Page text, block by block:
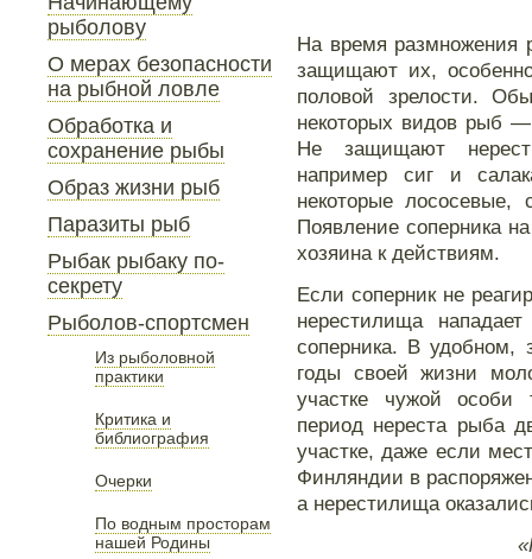
рыболову
О мерах безопасности
на рыбной ловле
Обработка и
сохранение рыбы
Образ жизни рыб
Паразиты рыб
Рыбак рыбаку по-
секрету
Рыболов-спортсмен
Из рыболовной
практики
Критика и
библиография
Очерки
По водным просторам
нашей Родины
На время размножения
защищают их,
половой зрелости.
некоторых видов рыб
Не защищают
например сиг и
некоторые лососевые,
Появление соперника
хозяина к действиям.
Если соперник не
нерестилища
соперника. В удобном,
годы своей жизни
участке чужой особи
период нереста рыба
участке, даже если
Финляндии в
а нерестилища